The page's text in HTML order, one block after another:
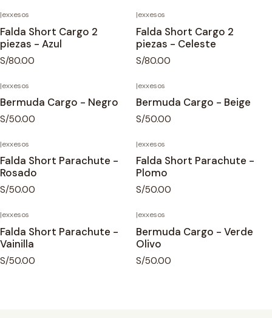
|exxesos
Falda Short Cargo 2
piezas - Azul
S/80.00
|exxesos
Falda Short Cargo 2
piezas - Celeste
S/80.00
|exxesos
Bermuda Cargo - Negro
S/50.00
|exxesos
Bermuda Cargo - Beige
S/50.00
|exxesos
Falda Short Parachute -
Rosado
S/50.00
|exxesos
Falda Short Parachute -
Plomo
S/50.00
|exxesos
Falda Short Parachute -
Vainilla
S/50.00
|exxesos
Bermuda Cargo - Verde
Olivo
S/50.00